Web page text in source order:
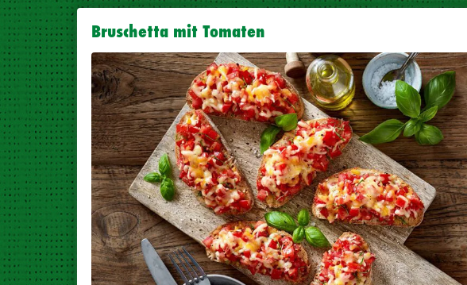
Bruschetta mit Tomaten